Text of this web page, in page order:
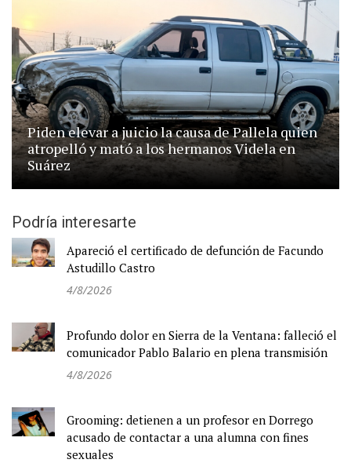
Piden elevar a juicio la causa de Pallela quien
atropelló y mató a los hermanos Videla en
Suárez
Podría interesarte
Apareció el certificado de defunción de Facundo
Astudillo Castro
4/8/2026
Profundo dolor en Sierra de la Ventana: falleció el
comunicador Pablo Balario en plena transmisión
4/8/2026
Grooming: detienen a un profesor en Dorrego
acusado de contactar a una alumna con fines
sexuales